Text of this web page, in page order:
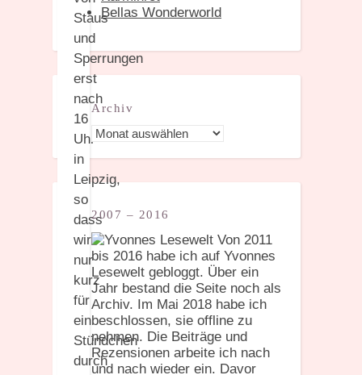
Staus
und
Sperrungen
erst
nach
16
Uhr
in
Leipzig,
so
dass
wir
nur
kurz
für
ein
Stündchen
durch
Bellas Wonderworld
Archiv
Archiv
2007 – 2016
Von 2011
bis 2016 habe ich auf Yvonnes
Lesewelt gebloggt. Über ein
Jahr bestand die Seite noch als
Archiv. Im Mai 2018 habe ich
beschlossen, sie offline zu
nehmen. Die Beiträge und
Rezensionen arbeite ich nach
und nach wieder ein. Davor